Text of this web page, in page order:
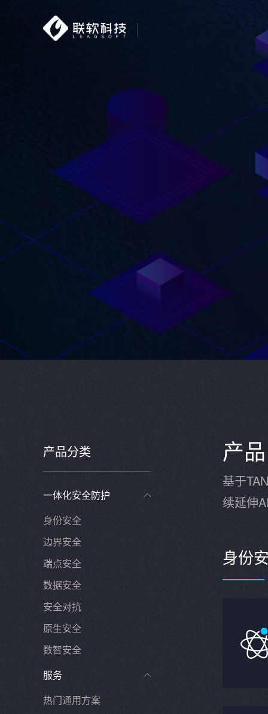
产品分类
一体化安全防护 
身份安全
边界安全
端点安全
数据安全
安全对抗
原生安全
数智安全
服务

热门通用方案
产品
基于
续延伸
身份